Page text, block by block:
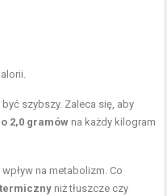
szybszy. Zaleca się, aby
2,0 gramów na każdy kilogram
na metabolizm. Co
niż tłuszcze czy